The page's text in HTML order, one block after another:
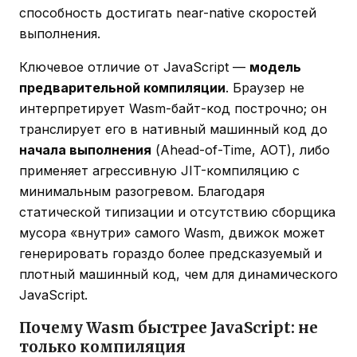
способность достигать near-native скоростей
выполнения.
Ключевое отличие от JavaScript — модель
предварительной компиляции. Браузер не
интерпретирует Wasm-байт-код построчно; он
транслирует его в нативный машинный код до
начала выполнения (Ahead-of-Time, AOT), либо
применяет агрессивную JIT-компиляцию с
минимальным разогревом. Благодаря
статической типизации и отсутствию сборщика
мусора «внутри» самого Wasm, движок может
генерировать гораздо более предсказуемый и
плотный машинный код, чем для динамического
JavaScript.
Почему Wasm быстрее JavaScript: не
только компиляция